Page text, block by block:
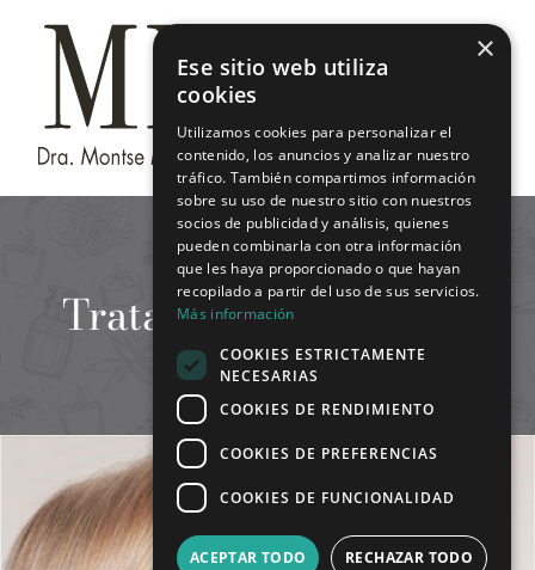
contenido
Tratamientos faciales
×
Ese sitio web utiliza
cookies
Utilizamos cookies para personalizar el
contenido, los anuncios y analizar nuestro
tráfico. También compartimos información
sobre su uso de nuestro sitio con nuestros
socios de publicidad y análisis, quienes
pueden combinarla con otra información
que les haya proporcionado o que hayan
recopilado a partir del uso de sus servicios.
Más información
COOKIES ESTRICTAMENTE
NECESARIAS
COOKIES DE RENDIMIENTO
COOKIES DE PREFERENCIAS
COOKIES DE FUNCIONALIDAD
ACEPTAR TODO RECHAZAR TODO